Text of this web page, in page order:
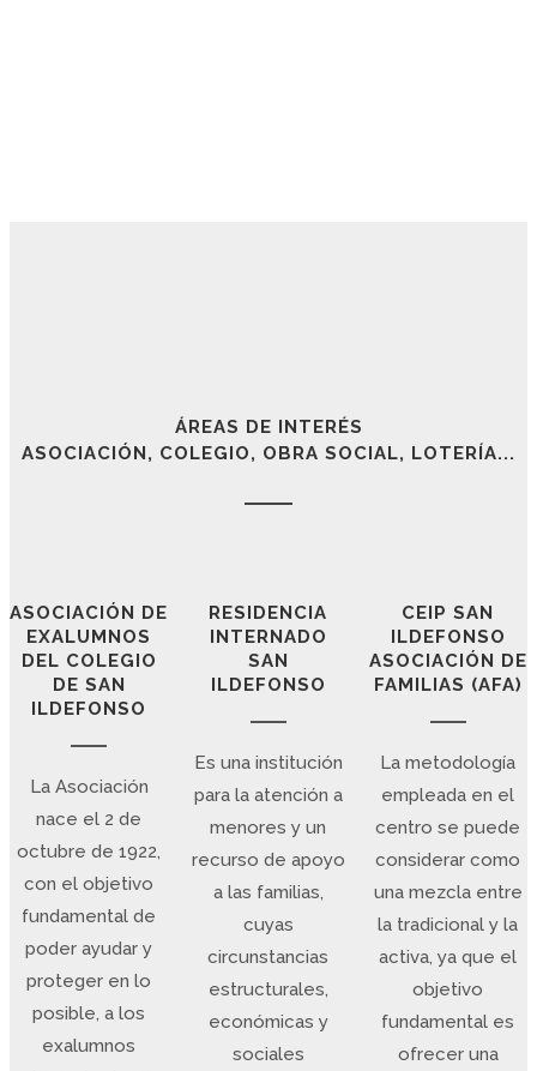
Xacaras (Carta de Escarraman a la Méndez)
LOTERÍA NACIONAL
Madrid | 1771
nuestro colegial compañero Diego López,
llegó vestido a la napolitana, con una túnica de damasco
galoneada de oro, que le cubre hasta los pies, con la
peluquita blanca rizada
y entre una gran expectación se persigna con gesto
muestra su mano derecha desembarazada de cosa
la introduce por la puertecilla redonda del arca que
bolas,
tomando al azar una de ellas, canta el número con un
soniquete
ÁREAS DE INTERÉS
ASOCIACIÓN, COLEGIO, OBRA SOCIAL, LOTERÍA...
ASOCIACIÓN DE
EXALUMNOS
DEL COLEGIO
DE SAN
ILDEFONSO
La Asociación
nace el 2 de
octubre de 1922,
con el objetivo
fundamental de
poder ayudar y
proteger en lo
posible, a los
exalumnos
RESIDENCIA
INTERNADO
SAN
ILDEFONSO
Es una institución
para la atención a
menores y un
recurso de apoyo
a las familias,
cuyas
circunstancias
estructurales,
económicas y
sociales
CEIP SAN
ILDEFONSO
ASOCIACIÓN DE
FAMILIAS (AFA)
La metodología
empleada en el
centro se puede
considerar como
una mezcla entre
la tradicional y la
activa, ya que el
objetivo
fundamental es
ofrecer una